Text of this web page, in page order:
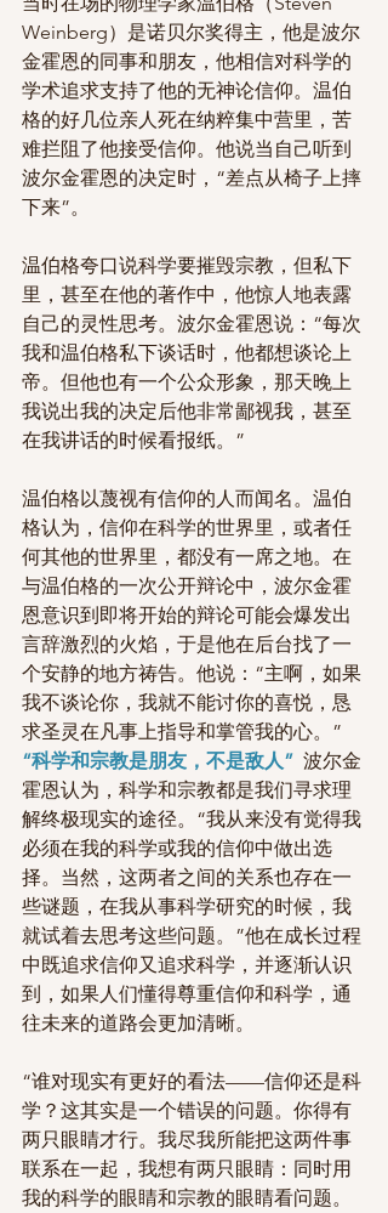
Weinberg）是诺贝尔奖得主，他是波尔
金霍恩的同事和朋友，他相信对科学的
学术追求支持了他的无神论信仰。温伯
格的好几位亲人死在纳粹集中营里，苦
难拦阻了他接受信仰。他说当自己听到
波尔金霍恩的决定时，“差点从椅子上摔
下来”。
温伯格夸口说科学要摧毁宗教，但私下
里，甚至在他的著作中，他惊人地表露
自己的灵性思考。波尔金霍恩说：“每次
我和温伯格私下谈话时，他都想谈论上
帝。但他也有一个公众形象，那天晚上
我说出我的决定后他非常鄙视我，甚至
在我讲话的时候看报纸。”
温伯格以蔑视有信仰的人而闻名。温伯
格认为，信仰在科学的世界里，或者任
何其他的世界里，都没有一席之地。在
与温伯格的一次公开辩论中，波尔金霍
恩意识到即将开始的辩论可能会爆发出
言辞激烈的火焰，于是他在后台找了一
个安静的地方祷告。他说：“主啊，如果
我不谈论你，我就不能讨你的喜悦，恳
求圣灵在凡事上指导和掌管我的心。”
“科学和宗教是朋友，不是敌人” 波尔金
霍恩认为，科学和宗教都是我们寻求理
解终极现实的途径。“我从来没有觉得我
必须在我的科学或我的信仰中做出选
择。当然，这两者之间的关系也存在一
些谜题，在我从事科学研究的时候，我
就试着去思考这些问题。”他在成长过程
中既追求信仰又追求科学，并逐渐认识
到，如果人们懂得尊重信仰和科学，通
往未来的道路会更加清晰。
“谁对现实有更好的看法——信仰还是科
学？这其实是一个错误的问题。你得有
两只眼睛才行。我尽我所能把这两件事
联系在一起，我想有两只眼睛：同时用
我的科学的眼睛和宗教的眼睛看问题。